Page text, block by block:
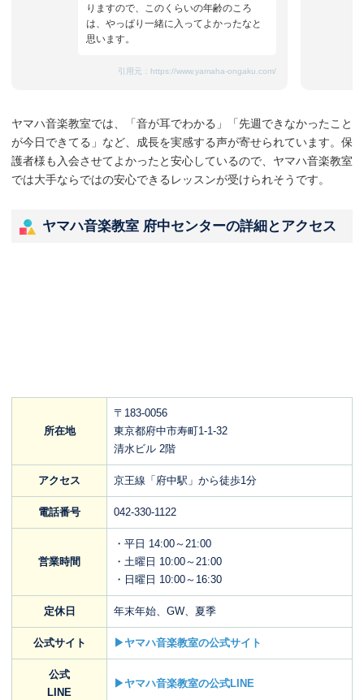
りますので、このくらいの年齢のころ
は、やっぱり一緒に入ってよかったなと
思います。
引用元： https://www.yamaha-ongaku.com/
ヤマハ音楽教室では、「音が耳でわかる」「先週できなかったこと
が今日できてる」など、成長を実感する声が寄せられています。保
護者様も入会させてよかったと安心しているので、ヤマハ音楽教室
では大手ならではの安心できるレッスンが受けられそうです。
ヤマハ音楽教室 府中センターの詳細とアクセス
所在地
〒183-0056
東京都府中市寿町1-1-32
清水ビル 2階
アクセス 京王線「府中駅」から徒歩1分
電話番号 042-330-1122
営業時間
・平日 14:00～21:00
・土曜日 10:00～21:00
・日曜日 10:00～16:30
定休日 年末年始、GW、夏季
公式サイト ▶ヤマハ音楽教室の公式サイト
公式
LINE
▶ヤマハ音楽教室の公式LINE